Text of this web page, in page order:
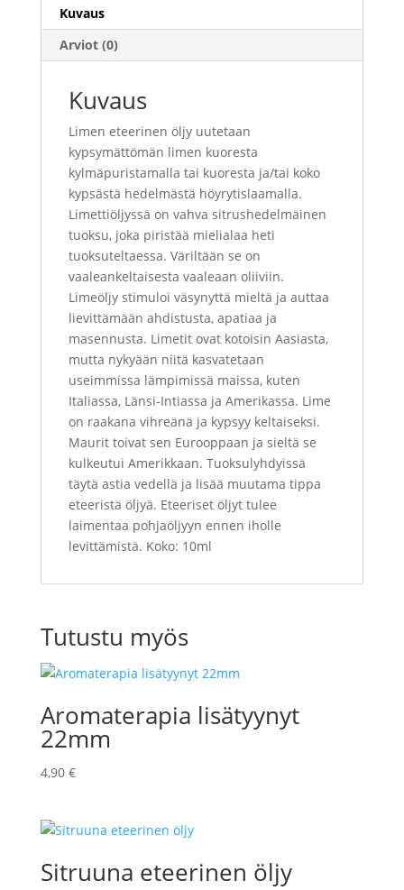
Kuvaus
Arviot (0)
Kuvaus
Limen eteerinen öljy uutetaan
kypsymättömän limen kuoresta
kylmäpuristamalla tai kuoresta ja/tai koko
kypsästä hedelmästä höyrytislaamalla.
Limettiöljyssä on vahva sitrushedelmäinen
tuoksu, joka piristää mielialaa heti
tuoksuteltaessa. Väriltään se on
vaaleankeltaisesta vaaleaan oliiviin.
Limeöljy stimuloi väsynyttä mieltä ja auttaa
lievittämään ahdistusta, apatiaa ja
masennusta. Limetit ovat kotoisin Aasiasta,
mutta nykyään niitä kasvatetaan
useimmissa lämpimissä maissa, kuten
Italiassa, Länsi-Intiassa ja Amerikassa. Lime
on raakana vihreänä ja kypsyy keltaiseksi.
Maurit toivat sen Eurooppaan ja sieltä se
kulkeutui Amerikkaan. Tuoksulyhdyissä
täytä astia vedellä ja lisää muutama tippa
eteeristä öljyä. Eteeriset öljyt tulee
laimentaa pohjaöljyyn ennen iholle
levittämistä. Koko: 10ml
Tutustu myös
Aromaterapia lisätyynyt
22mm
4,90 €
Sitruuna eteerinen öljy